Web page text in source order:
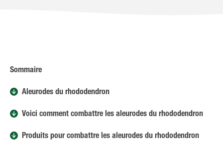
Sommaire
Aleurodes du rhododendron
Voici comment combattre les aleurodes du rhododendron
Produits pour combattre les aleurodes du rhododendron